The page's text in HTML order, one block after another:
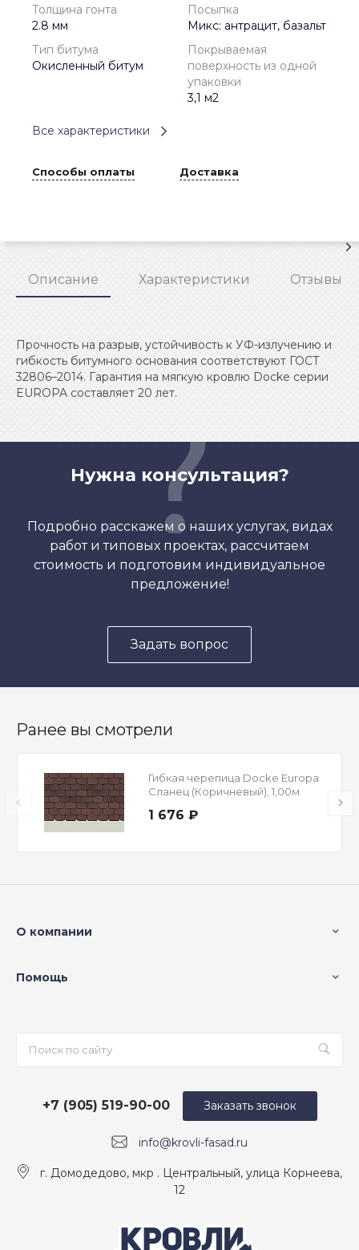
Толщина гонта
2.8 мм
Посыпка
Микс: антрацит, базальт
Тип битума
Окисленный битум
Покрываемая
поверхность из одной
упаковки
3,1 м2
Все характеристики
Способы оплаты Доставка
Описание Характеристики Отзывы
Прочность на разрыв, устойчивость к УФ-излучению и
гибкость битумного основания соответствуют ГОСТ
32806–2014. Гарантия на мягкую кровлю Docke серии
EUROPA составляет 20 лет.
Нужна консультация?
Подробно расскажем о наших услугах, видах
работ и типовых проектах, рассчитаем
стоимость и подготовим индивидуальное
предложение!
Задать вопрос
Ранее вы смотрели
Гибкая черепица Docke Europa
Сланец (Коричневый), 1,00м
1 676 ₽
О компании
Помощь
info@krovli-fasad.ru
+7 (905) 519-90-00
г. Домодедово, мкр . Центральный, улица Корнеева,
12
Заказать звонок